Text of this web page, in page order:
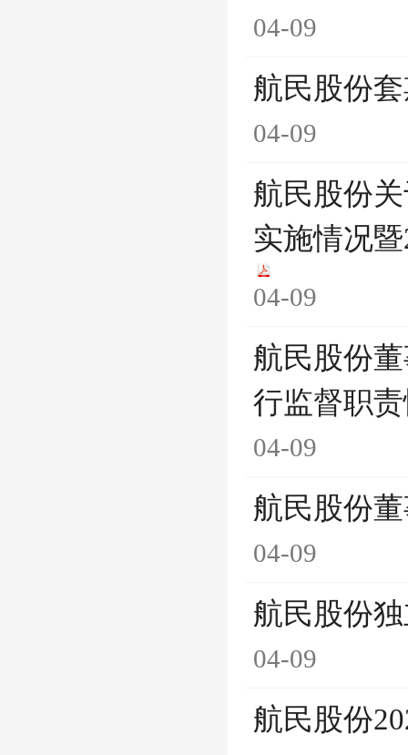
04-09
航民股份
04-09
航民股份
实施情况
04-09
航民股份
行监督职
04-09
航民股份
04-09
航民股份
04-09
航民股份